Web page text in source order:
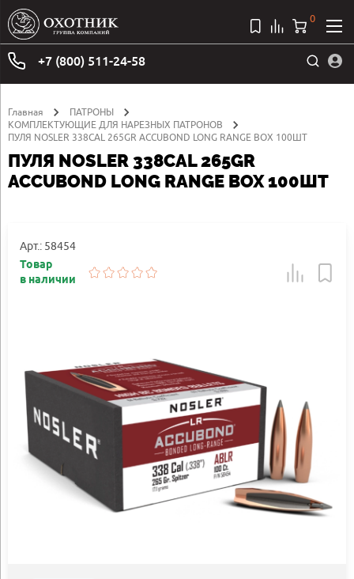
+7 (800) 511-24-58
0
Главная
ПАТРОНЫ
КОМПЛЕКТУЮЩИЕ ДЛЯ НАРЕЗНЫХ ПАТРОНОВ
ПУЛЯ NOSLER 338CAL 265GR ACCUBOND LONG RANGE BOX 100ШТ
ПУЛЯ NOSLER 338CAL 265GR
ACCUBOND LONG RANGE BOX 100ШТ
Арт.: 58454
Товар
в наличии